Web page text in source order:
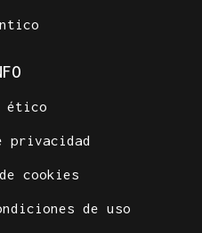
ético
privacidad
cookies
de uso